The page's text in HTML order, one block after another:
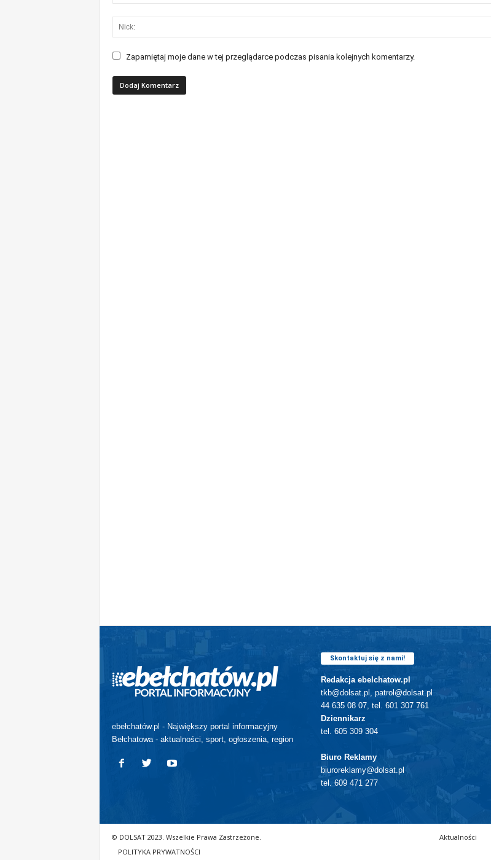
Zapamiętaj moje dane w tej przeglądarce podczas pisania kolejnych komentarzy.
ebełchatów.pl - Największy portal informacyjny
Bełchatowa - aktualności, sport, ogłoszenia, region
Skontaktuj się z nami!
Redakcja ebelchatow.pl
tkb@dolsat.pl, patrol@dolsat.pl
44 635 08 07, tel. 601 307 761
Dziennikarz
tel. 605 309 304
Biuro Reklamy
biuroreklamy@dolsat.pl
tel. 609 471 277
Aktualności
© DOLSAT 2023. Wszelkie Prawa Zastrzeżone.
POLITYKA PRYWATNOŚCI